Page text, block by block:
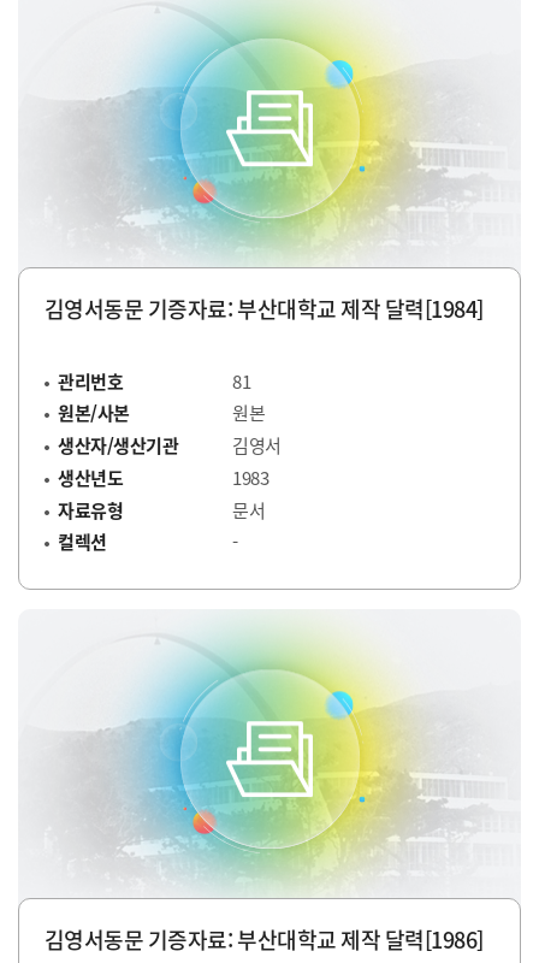
김영서동문 기증자료: 부산대학교 제작 달력[1984]
관리번호
81
원본/사본
원본
생산자/생산기관
김영서
생산년도
1983
자료유형
문서
컬렉션
-
김영서동문 기증자료: 부산대학교 제작 달력[1986]